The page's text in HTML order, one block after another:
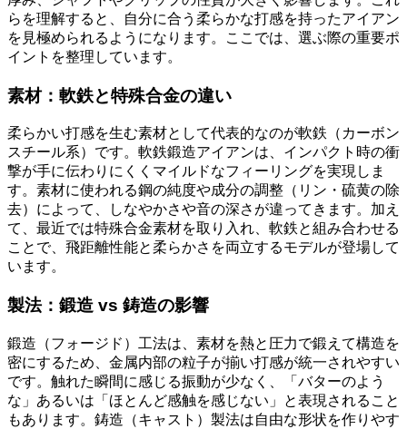
らを理解すると、自分に合う柔らかな打感を持ったアイアン
を見極められるようになります。ここでは、選ぶ際の重要ポ
イントを整理しています。
素材：軟鉄と特殊合金の違い
柔らかい打感を生む素材として代表的なのが軟鉄（カーボン
スチール系）です。軟鉄鍛造アイアンは、インパクト時の衝
撃が手に伝わりにくくマイルドなフィーリングを実現しま
す。素材に使われる鋼の純度や成分の調整（リン・硫黄の除
去）によって、しなやかさや音の深さが違ってきます。加え
て、最近では特殊合金素材を取り入れ、軟鉄と組み合わせる
ことで、飛距離性能と柔らかさを両立するモデルが登場して
います。
製法：鍛造 vs 鋳造の影響
鍛造（フォージド）工法は、素材を熱と圧力で鍛えて構造を
密にするため、金属内部の粒子が揃い打感が統一されやすい
です。触れた瞬間に感じる振動が少なく、「バターのよう
な」あるいは「ほとんど感触を感じない」と表現されること
もあります。鋳造（キャスト）製法は自由な形状を作りやす